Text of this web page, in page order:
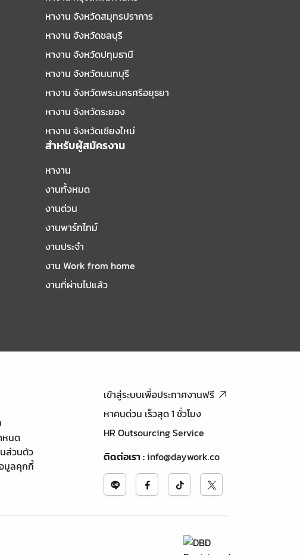
หางาน จังหวัดสมุทรปราการ
หางาน จังหวัดชลบุรี
หางาน จังหวัดปทุมธานี
หางาน จังหวัดนนทบุรี
หางาน จังหวัดพระนครศรีอยุธยา
หางาน จังหวัดระยอง
หางาน จังหวัดเชียงใหม่
สำหรับผู้สมัครงาน
หางาน
งานทั้งหมด
งานด่วน
งานพาร์ทไทม์
งานประจำ
งาน Work from home
งานที่ผ่านไปแล้ว
หนด
ส่วนตัว
มูลคุกกี้
เข้าสู่ระบบเพื่อประกาศงานฟรี
หาคนด่วน เร็วสุด 1 ชั่วโมง
HR Outsourcing Service
ติดต่อเรา:info@daywork.co